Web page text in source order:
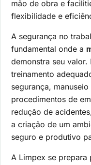
mão de obra e
flexibilidade e
A segurança no
fundamental onde a
demonstra seu valor.
treinamento
segurança,
procedimentos de
redução de
a criação de um
seguro e produtivo
A Limpex se